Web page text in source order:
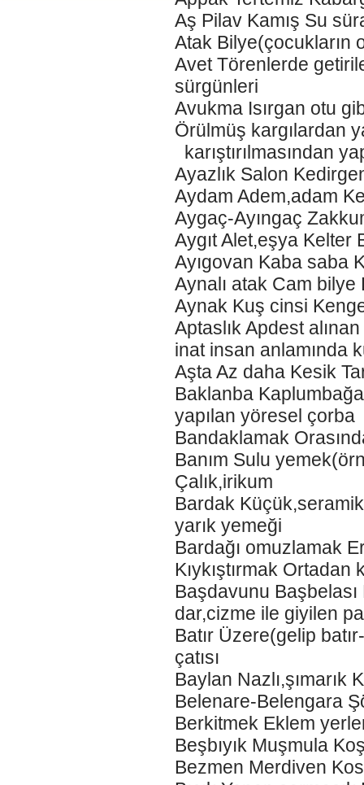
Aş Pilav Kamış Su
Atak Bilye(çocukların
Avet Törenlerde
sürgünleri
Avukma Isırgan otu
Örülmüş kargılardan
karıştırılmasından
Ayazlık Salon
Aydam Adem,adam
Aygaç-Ayıngaç
Aygıt Alet,eşya Kelter
Ayıgovan Kaba saba
Aynalı atak Cam bilye
Aynak Kuş cinsi
Aptaslık Apdest
inat insan anlamında
Aşta Az daha Kesik
Baklanba
yapılan yöresel çorba
Bandaklamak
Banım Sulu
Çalık,irikum
Bardak Küçük,seramik
yarık yemeği
Bardağı omuzlamak
Kıykıştırmak
Başdavunu
dar,cizme ile giyilen
Batır Üzere(gelip
çatısı
Baylan Nazlı,şımarık
Belenare-Belengara
Berkitmek Eklem
Beşbıyık Muşmula
Bezmen Merdiven